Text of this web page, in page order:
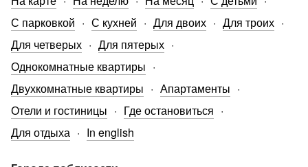
С парковкой
С кухней Для двоих
Для троих
Для четверых
Для пятерых
Однокомнатные квартиры
Двухкомнатные квартиры
Апартаменты
Отели и гостиницы
Где остановиться
Для отдыха
In english